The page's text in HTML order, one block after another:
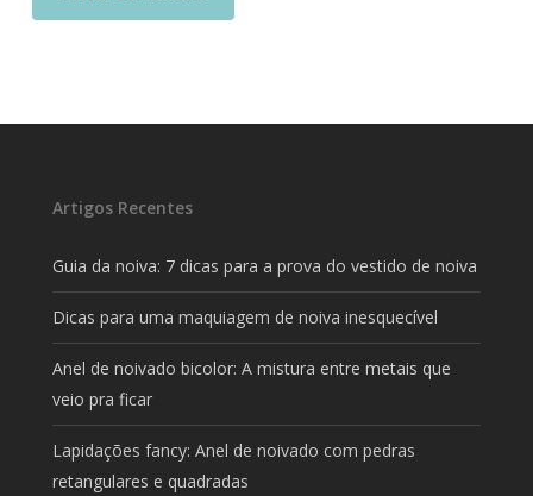
Artigos Recentes
Guia da noiva: 7 dicas para a prova do vestido de noiva
Dicas para uma maquiagem de noiva inesquecível
Anel de noivado bicolor: A mistura entre metais que
veio pra ficar
Lapidações fancy: Anel de noivado com pedras
retangulares e quadradas